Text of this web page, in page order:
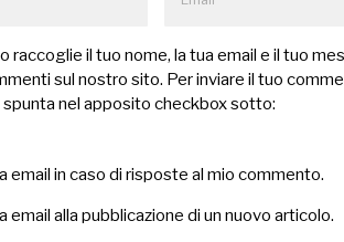
raccoglie il tuo nome, la tua email e il tuo
sul nostro sito. Per inviare il tuo
nel apposito checkbox sotto:
email in caso di risposte al mio commento.
email alla pubblicazione di un nuovo articolo.